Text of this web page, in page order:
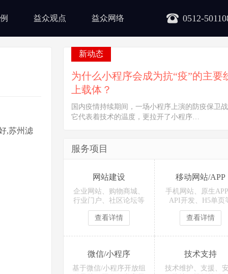
0512-
益众观点 益众网络
,苏州滤
新动态
为什么小程序会成为抗“疫”的主要
上载体？
国内疫情持续期间，一场小程序上演的防疫保卫
它代表着技术的温度，更拉开了小程序…
服务项目
网站建设
企业网站、购物商城、
行业门户、社区论坛等
查看详情
移动网站/APP
手机网站、原生
API开发、H5单页
查看详情
微信/小程序
基于微信/小程序开放组
技术支持
技术维护、支援、